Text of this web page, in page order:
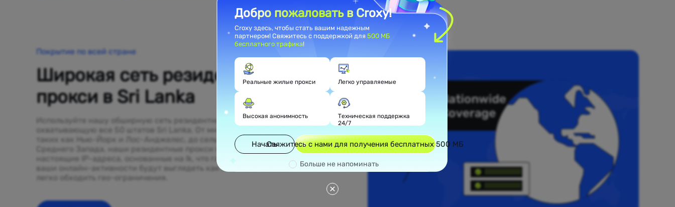
Покрытие по всей стране
Широкая сеть резидентных
прокси в Sri Lanka
Используйте нашу обширную сеть резидентных прокси,
охватывающую все 50 штатов Sri Lanka. От многолюдных городов,
таких как Нью-Йорк и Лос-Анджелес, до сельских районов
Среднего Запада, наши резидентные прокси предлагают
настоящие IP-адреса, основанные на lk, что гарантирует, что
ваши онлайн-активности будут выглядеть как местные, помогая
легко обходить гео-ограничения.
Добро пожаловать в Croxy!
Croxy здесь, чтобы стать вашим надежным
партнером! Свяжитесь с поддержкой для 500 МБ
бесплатного трафика!
Реальные жилые прокси Легко управляемые
Высокая анонимность
Техническая поддержка
24/7
НачатьСвяжитесь с нами для получения бесплатных 500 МБ
Больше не напоминать